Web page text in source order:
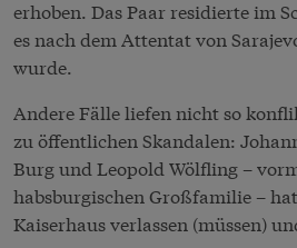
erhoben. Das Paar residierte im
es nach dem Attentat von
wurde.
Andere Fälle liefen nicht so
zu öffentlichen Skandalen:
Burg und Leopold Wölfling –
habsburgischen Großfamilie –
Kaiserhaus verlassen (müssen)